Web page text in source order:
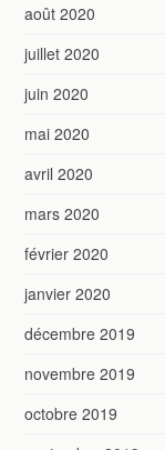
août 2020
juillet 2020
juin 2020
mai 2020
avril 2020
mars 2020
février 2020
janvier 2020
décembre 2019
novembre 2019
octobre 2019